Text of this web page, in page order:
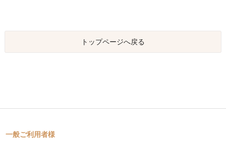
トップページへ戻る
一般ご利用者様